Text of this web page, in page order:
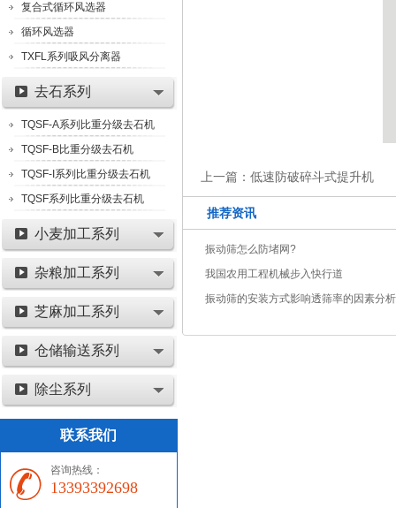
复合式循环风选器
循环风选器
TXFL系列吸风分离器
去石系列
TQSF-A系列比重分级去石机
TQSF-B比重分级去石机
TQSF-I系列比重分级去石机
TQSF系列比重分级去石机
小麦加工系列
杂粮加工系列
芝麻加工系列
仓储输送系列
除尘系列
联系我们
咨询热线：
13393392698
上一篇： 低速防破碎斗式提升机
推荐资讯
振动筛怎么防堵网?
我国农用工程机械步入快行道
振动筛的安装方式影响透筛率的因素分析